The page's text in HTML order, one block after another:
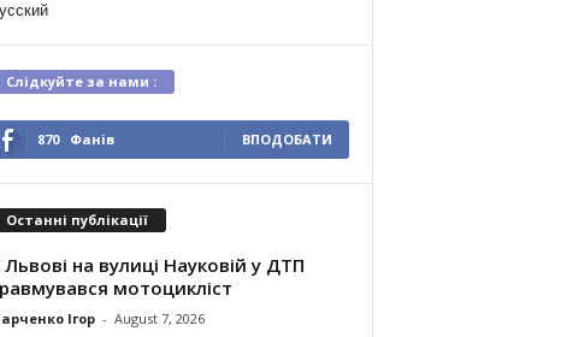
Слідкуйте за нами :
870 Фанів ВПОДОБАТИ
Останні публікації
на вулиці Науковій у ДТП
мотоцикліст
Ігор - August 7, 2026